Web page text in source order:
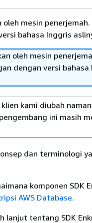
mesin
bahasa Inggris
oleh mesin
dengan versi
kami diubah
ini masih
dan terminologi
komponen SDK
AWS Database.
lanjut tentang SDK